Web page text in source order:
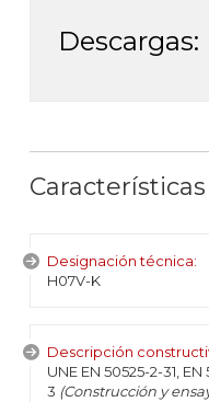
Descargas:
Designación técnica:
H07V-K
Descripción
UNE EN 50525-2-31,
3 (Construcción y